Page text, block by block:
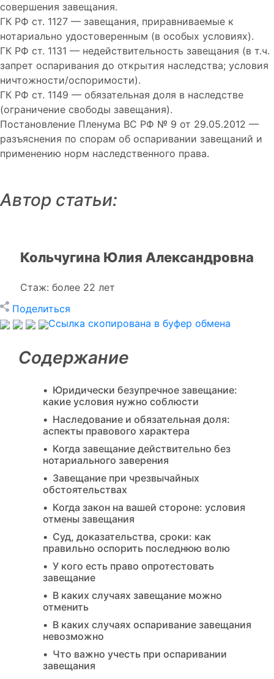
совершения завещания.
ГК РФ ст. 1127 — завещания, приравниваемые к
нотариально удостоверенным (в особых условиях).
ГК РФ ст. 1131 — недействительность завещания (в т.ч.
запрет оспаривания до открытия наследства; условия
ничтожности/оспоримости).
ГК РФ ст. 1149 — обязательная доля в наследстве
(ограничение свободы завещания).
Постановление Пленума ВС РФ № 9 от 29.05.2012 —
разъяснения по спорам об оспаривании завещаний и
применению норм наследственного права.
Автор статьи:
Кольчугина Юлия Александровна
Стаж: более 22 лет
Поделиться
Ссылка скопирована в буфер обмена
Содержание
Юридически безупречное завещание:
какие условия нужно соблюсти
Наследование и обязательная доля:
аспекты правового характера
Когда завещание действительно без
нотариального заверения
Завещание при чрезвычайных
обстоятельствах
Когда закон на вашей стороне: условия
отмены завещания
Суд, доказательства, сроки: как
правильно оспорить последнюю волю
У кого есть право опротестовать
завещание
В каких случаях завещание можно
отменить
В каких случаях оспаривание завещания
невозможно
Что важно учесть при оспаривании
завещания